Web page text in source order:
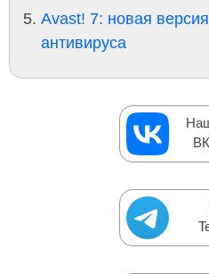
Avast! 7: новая
антивируса